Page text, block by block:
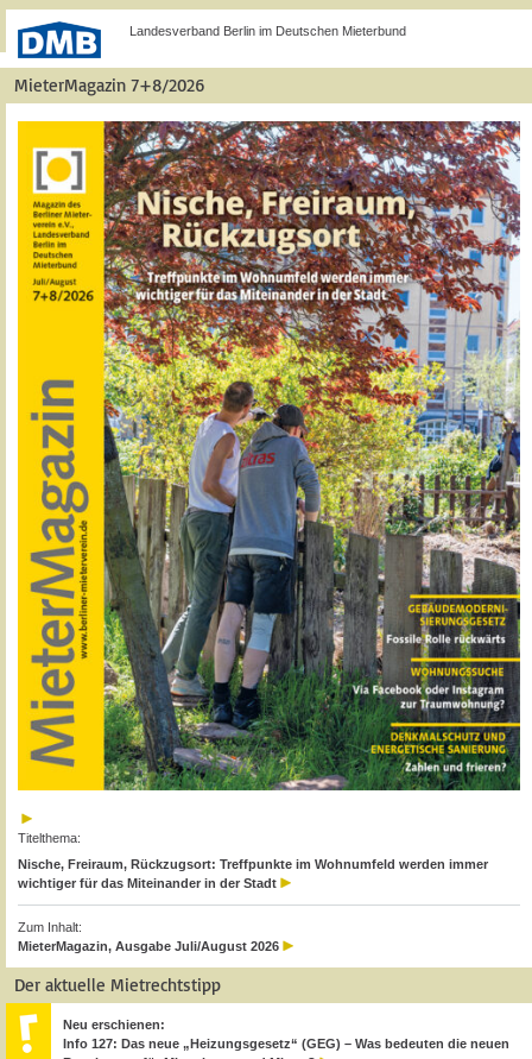
Landesverband Berlin im Deutschen Mieterbund
MieterMagazin 7+8/2026
Titelthema:
Nische, Freiraum, Rückzugsort: Treffpunkte im Wohnumfeld werden immer
wichtiger für das Miteinander in der Stadt
Zum Inhalt:
MieterMagazin, Ausgabe Juli/August 2026
Der aktuelle Mietrechtstipp
Neu erschienen:
Info 127: Das neue „Heizungsgesetz“ (GEG) – Was bedeuten die neuen